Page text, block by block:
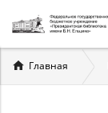
Вы
здесь
Главная